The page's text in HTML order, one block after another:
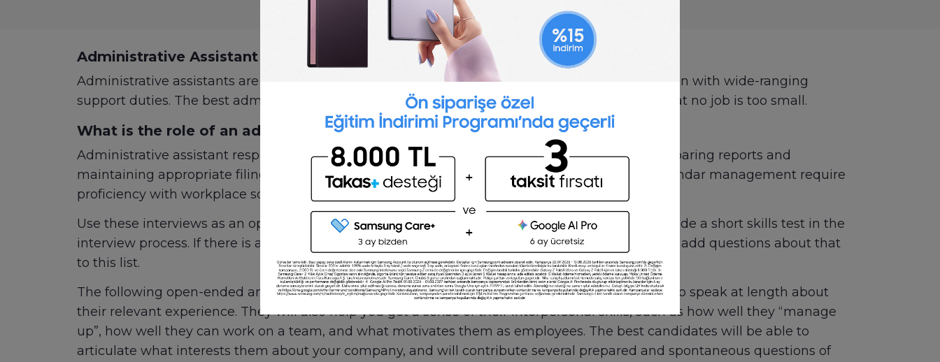
Administrative Assistant Interview Questions
Administrative assistants are found in all types of industries. This is usually an entry-level position with wide-ranging
support duties. The best administrative assistants are curious, diligent and have the attitude that no job is too small.
What is the role of an administrative assistant?
Administrative assistant responsibilities include making travel and meeting arrangements, preparing reports and
maintaining appropriate filing systems. Some tasks, such as data entry, report preparation, calendar management require
proficiency with workplace software such as Microsoft Office.
Use these interviews as an opportunity to evaluate these skills. Some employers may even include a short skills test in the
interview process. If there is a specific skill that you need, such as travel coordination, be sure to add questions about that
to this list.
The following open-ended and situational interview questions will encourage your candidates to speak at length about
their relevant experience. They will also help you get a sense of their interpersonal skills, such as how well they “manage
up”, how well they can work on a team, and what motivates them as employees. The best candidates will be able to
articulate what interests them about your company, and will contribute several prepared and spontaneous questions of